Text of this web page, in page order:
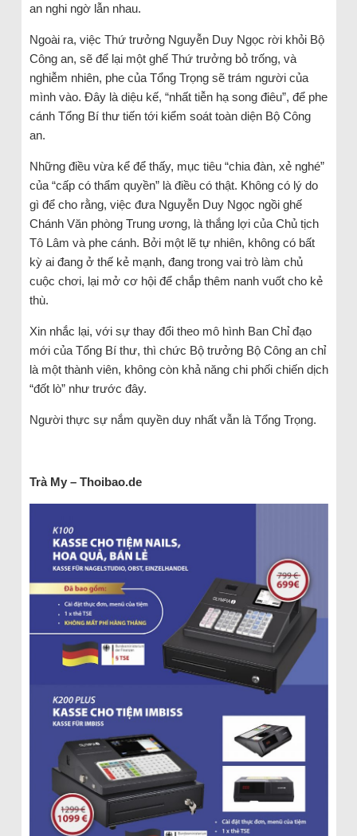
an nghi ngờ lẫn nhau.
Ngoài ra, việc Thứ trưởng Nguyễn Duy Ngọc rời khỏi Bộ
Công an, sẽ để lại một ghế Thứ trưởng bỏ trống, và
nghiễm nhiên, phe của Tổng Trọng sẽ trám người của
mình vào. Đây là diệu kế, “nhất tiễn hạ song điêu”, để phe
cánh Tổng Bí thư tiến tới kiểm soát toàn diện Bộ Công
an.
Những điều vừa kể để thấy, mục tiêu “chia đàn, xẻ nghé”
của “cấp có thẩm quyền” là điều có thật. Không có lý do
gì để cho rằng, việc đưa Nguyễn Duy Ngọc ngồi ghế
Chánh Văn phòng Trung ương, là thắng lợi của Chủ tịch
Tô Lâm và phe cánh. Bởi một lẽ tự nhiên, không có bất
kỳ ai đang ở thế kẻ mạnh, đang trong vai trò làm chủ
cuộc chơi, lại mở cơ hội để chắp thêm nanh vuốt cho kẻ
thù.
Xin nhắc lại, với sự thay đổi theo mô hình Ban Chỉ đạo
mới của Tổng Bí thư, thì chức Bộ trưởng Bộ Công an chỉ
là một thành viên, không còn khả năng chi phối chiến dịch
“đốt lò” như trước đây.
Người thực sự nắm quyền duy nhất vẫn là Tổng Trọng.
Trà My – Thoibao.de